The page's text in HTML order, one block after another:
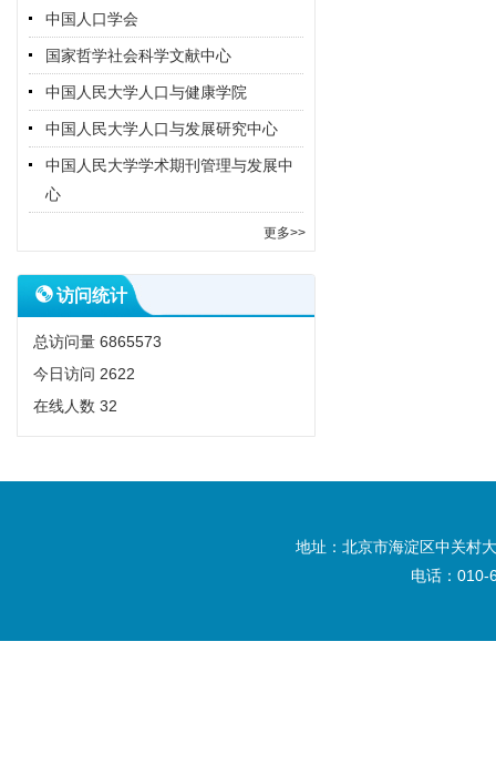
中国人口学会
国家哲学社会科学文献中心
中国人民大学人口与健康学院
中国人民大学人口与发展研究中心
中国人民大学学术期刊管理与发展中
心
更多>>
访问统计
总访问量 6865573
今日访问 2622
在线人数 32
地址：北京市海淀区中关村
电话：